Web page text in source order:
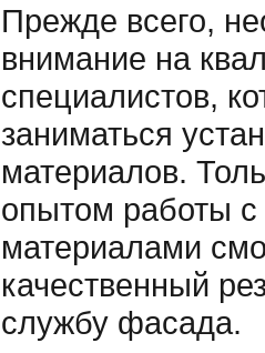
Прежде всего,
внимание на
специалистов,
заниматься
материалов.
опытом работы
материалами
качественный
службу фасада.